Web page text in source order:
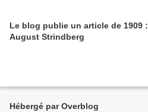
Le blog publie un article de 1909 :
August Strindberg
Hébergé par Overblog